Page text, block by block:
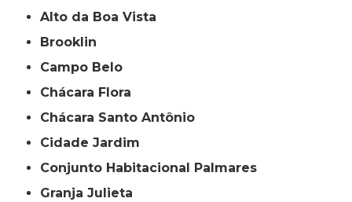
Alto da Boa Vista
Brooklin
Campo Belo
Chácara Flora
Chácara Santo Antônio
Cidade Jardim
Conjunto Habitacional Palmares
Granja Julieta